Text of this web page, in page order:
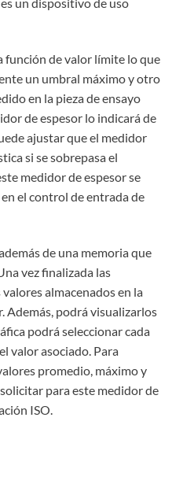
función de valor límite lo que
un umbral máximo y otro
en la pieza de ensayo
de espesor lo indicará de
ajustar que el medidor
si se sobrepasa el
medidor de espesor se
el control de entrada de
de una memoria que
vez finalizada las
almacenados en la
Además, podrá visualizarlos
podrá seleccionar cada
valor asociado. Para
promedio, máximo y
para este medidor de
ISO.